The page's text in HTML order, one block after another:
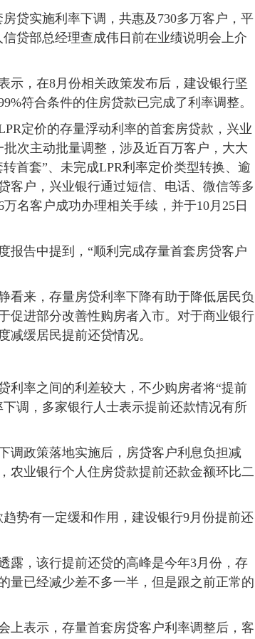
实施利率下调，共惠及730多万客户，平
贷部总经理查成伟日前在业绩说明会上介
，在8月份相关政策发布后，建设银行坚
符合条件的住房贷款已完成了利率调整。
定价的存量浮动利率的首套房贷款，兴业
次主动批量调整，涉及近百万客户，大大
首套”、未完成LPR利率定价类型转换、逾
客户，兴业银行通过短信、电话、微信等多
名客户成功办理相关手续，并于10月25日
告中提到，“顺利完成存量首套房贷客户
来，存量房贷利率下降有助于降低居民负
促进部分改善性购房者入市。对于商业银行
减缓居民提前还贷情况。
率之间的利差较大，不少购房者将“提前
调，多家银行人士表示提前还款情况有所
政策落地实施后，房贷客户利息负担减
农业银行个人住房贷款提前还款金额环比二
有一定缓和作用，建设银行9月份提前还
，该行提前还贷的高峰是今年3月份，存
量已经减少差不多一半，但是跟之前正常的
表示，存量首套房贷客户利率调整后，客